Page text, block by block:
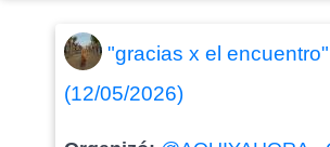
"gracias x el encuentro"
(12/05/2026)